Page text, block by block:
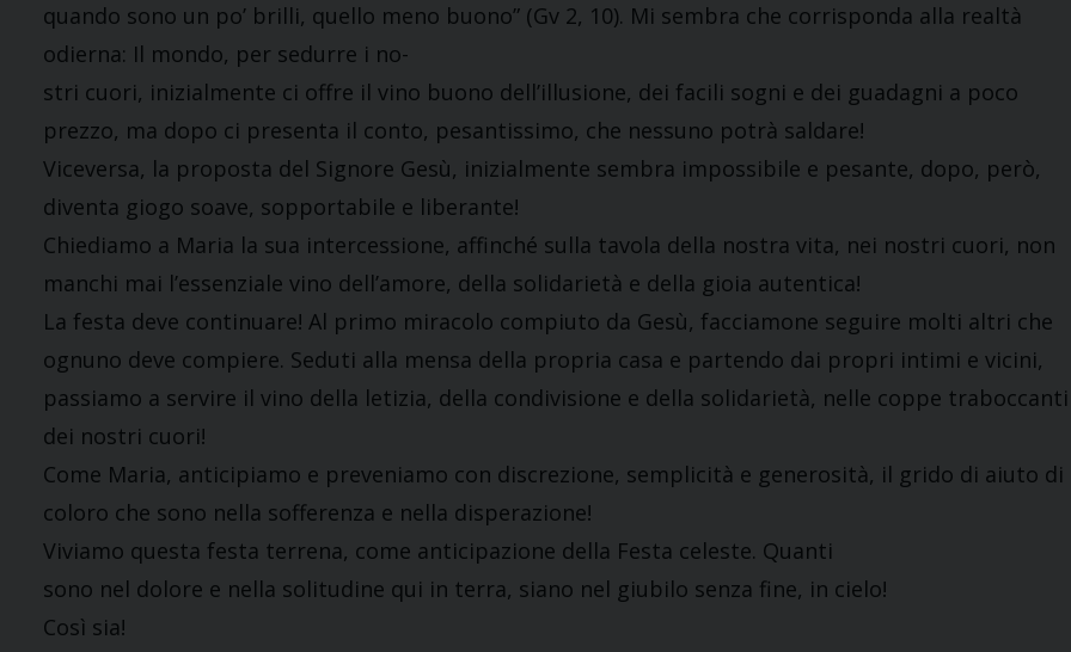
quando sono un po’ brilli, quello meno buono” (Gv 2, 10). Mi sembra che corrisponda alla realtà
odierna: Il mondo, per sedurre i no-
stri cuori, inizialmente ci offre il vino buono dell’illusione, dei facili sogni e dei guadagni a poco
prezzo, ma dopo ci presenta il conto, pesantissimo, che nessuno potrà saldare!
Viceversa, la proposta del Signore Gesù, inizialmente sembra impossibile e pesante, dopo, però,
diventa giogo soave, sopportabile e liberante!
Chiediamo a Maria la sua intercessione, affinché sulla tavola della nostra vita, nei nostri cuori, non
manchi mai l’essenziale vino dell’amore, della solidarietà e della gioia autentica!
La festa deve continuare! Al primo miracolo compiuto da Gesù, facciamone seguire molti altri che
ognuno deve compiere. Seduti alla mensa della propria casa e partendo dai propri intimi e vicini,
passiamo a servire il vino della letizia, della condivisione e della solidarietà, nelle coppe traboccanti
dei nostri cuori!
Come Maria, anticipiamo e preveniamo con discrezione, semplicità e generosità, il grido di aiuto di
coloro che sono nella sofferenza e nella disperazione!
Viviamo questa festa terrena, come anticipazione della Festa celeste. Quanti
sono nel dolore e nella solitudine qui in terra, siano nel giubilo senza fine, in cielo!
Così sia!